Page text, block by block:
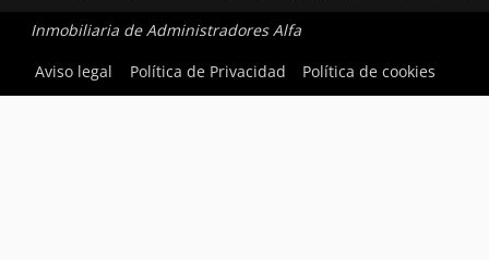
Inmobiliaria de Administradores Alfa
Aviso legal
Política de Privacidad Política de cookies